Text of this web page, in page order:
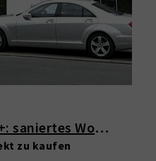
Energieeffizienz A+: saniertes Wohn- und Geschäftshaus in Marienfelde
zu kaufen